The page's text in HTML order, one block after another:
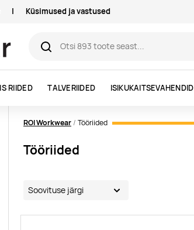
| Küsimused ja vastused
RIIDED TALVERIIDED ISIKUKAITSEVAHENDID
ROI Workwear Tööriided
Tööriided